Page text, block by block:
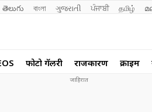
తెలుగు বাংলা ગુજરાતી ਪੰਜਾਬੀ தமிழ்
फोटो गॅलरी राजकारण क्राईम